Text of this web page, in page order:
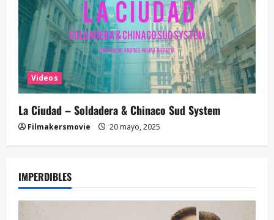
Videos
La Ciudad – Soldadera & Chinaco Sud System
Filmakersmovie 20 mayo, 2025
IMPERDIBLES